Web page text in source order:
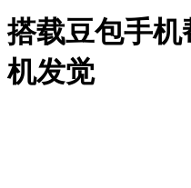
搭载豆包手
机发觉